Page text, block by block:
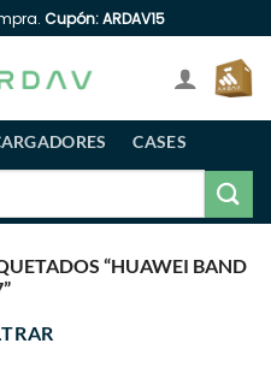
Cupón: ARDAV15
CASES
“HUAWEI BAND